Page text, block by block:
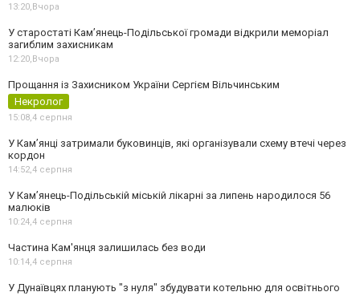
13:20,Вчора
У старостаті Кам’янець-Подільської громади відкрили меморіал
загиблим захисникам
12:20,Вчора
Прощання із Захисником України Сергієм Вільчинським
Некролог
15:08,4 серпня
У Кам’янці затримали буковинців, які організували схему втечі через
кордон
14:52,4 серпня
У Кам’янець-Подільській міській лікарні за липень народилося 56
малюків
10:24,4 серпня
Частина Кам'янця залишилась без води
10:14,4 серпня
У Дунаївцях планують "з нуля" збудувати котельню для освітнього